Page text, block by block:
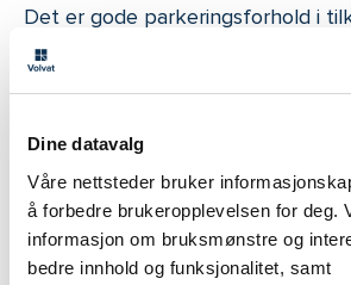
Dine datavalg
Våre nettsteder bruker
å forbedre brukeropplevelsen for deg.
informasjon om bruksmønstre og
bedre innhold og funksjonalitet, samt
Det er gode parkeringsforhold i
senteret på Majorstuen.